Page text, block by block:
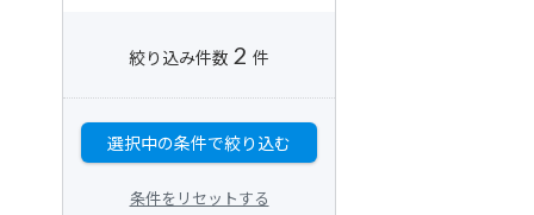
絞り込み件数 2 件
選択中の条件で絞り込む
条件をリセットする